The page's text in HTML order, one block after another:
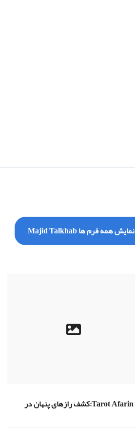
نمایش همه فرم ها Majid Talkhab
Tarot Afarin:کشف رازهای پنهان در